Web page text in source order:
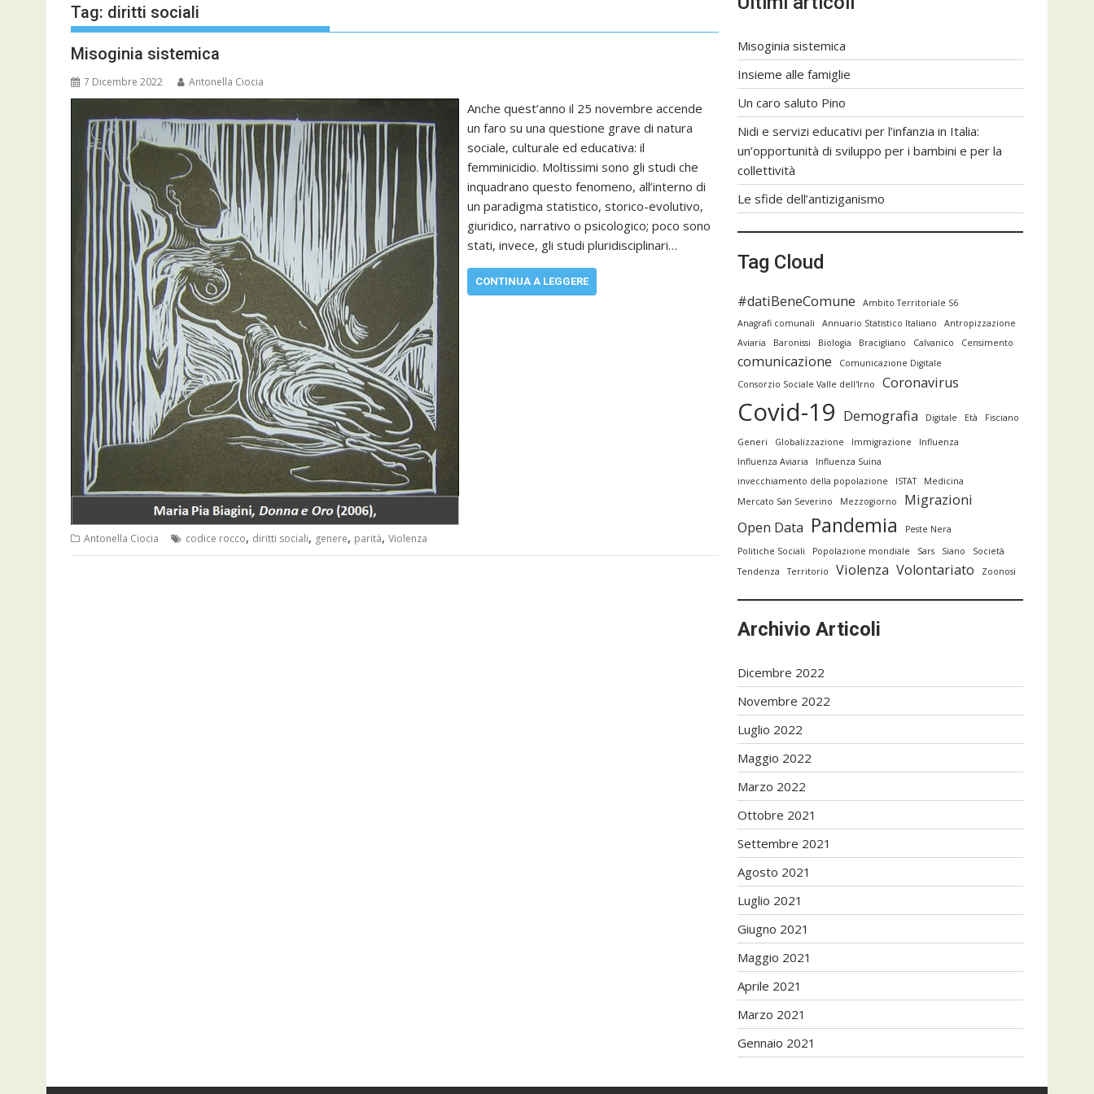
Tag: diritti sociali
Misoginia sistemica
7 Dicembre 2022 Antonella Ciocia
Anche quest’anno il 25 novembre accende
un faro su una questione grave di natura
sociale, culturale ed educativa: il
femminicidio. Moltissimi sono gli studi che
inquadrano questo fenomeno, all’interno di
un paradigma statistico, storico-evolutivo,
giuridico, narrativo o psicologico; poco sono
stati, invece, gli studi pluridisciplinari…
CONTINUA A LEGGERE
Antonella Ciocia codice rocco, diritti sociali, genere, parità, Violenza
Misoginia sistemica
Insieme alle famiglie
Un caro saluto Pino
Nidi e servizi educativi per l’infanzia in Italia:
un’opportunità di sviluppo per i bambini e per la
collettività
Le sfide dell’antiziganismo
Tag Cloud
#datiBeneComune
Ambito Territoriale S6
Anagrafi comunali
Annuario Statistico Italiano
Antropizzazione
Aviaria
Baronissi Biologia Bracigliano Calvanico Censimento
comunicazione
Comunicazione Digitale
Consorzio Sociale Valle dell'Irno
Coronavirus
Covid-19 Demografia Digitale Età Fisciano
Generi Globalizzazione Immigrazione
Influenza
Influenza Aviaria
Influenza Suina
invecchiamento della popolazione
ISTAT
Medicina
Mercato San Severino
Mezzogiorno
Migrazioni
Open Data Pandemia
Peste Nera
Politiche Sociali
Popolazione mondiale Sars Siano
Società
Tendenza
Territorio Violenza Volontariato Zoonosi
Archivio Articoli
Dicembre 2022
Novembre 2022
Luglio 2022
Maggio 2022
Marzo 2022
Ottobre 2021
Settembre 2021
Agosto 2021
Luglio 2021
Giugno 2021
Maggio 2021
Aprile 2021
Marzo 2021
Gennaio 2021